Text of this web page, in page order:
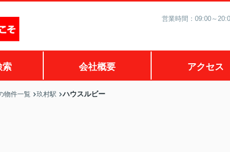
営業時間：09:00～
索 会社概要 アクセス
物件一覧 玖村駅 ハウスルビー